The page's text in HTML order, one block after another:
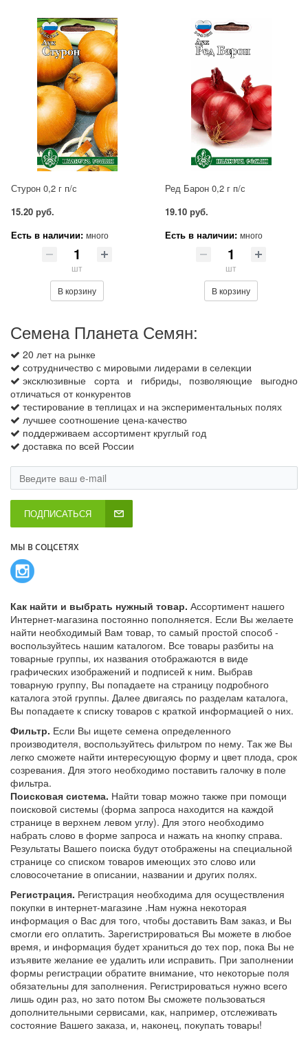
Стурон 0,2 г п/с
15.20 руб.
Есть в наличии: много
шт
В корзину
Ред Барон 0,2 г п/с
19.10 руб.
Есть в наличии: много
шт
В корзину
Семена Планета Семян:
20 лет на рынке
сотрудничество с мировыми лидерами в селекции
эксклюзивные сорта и гибриды, позволяющие выгодно
отличаться от конкурентов
тестирование в теплицах и на экспериментальных полях
лучшее соотношение цена-качество
поддерживаем ассортимент круглый год
доставка по всей России
ПОДПИСАТЬСЯ
МЫ В СОЦСЕТЯХ
Как найти и выбрать нужный товар. Ассортимент нашего
Интернет-магазина постоянно пополняется. Если Вы желаете
найти необходимый Вам товар, то самый простой способ -
воспользуйтесь нашим каталогом. Все товары разбиты на
товарные группы, их названия отображаются в виде
графических изображений и подписей к ним. Выбрав
товарную группу, Вы попадаете на страницу подробного
каталога этой группы. Далее двигаясь по разделам каталога,
Вы попадаете к списку товаров с краткой информацией о них.
Фильтр. Если Вы ищете семена определенного
производителя, воспользуйтесь фильтром по нему. Так же Вы
легко сможете найти интересующую форму и цвет плода, срок
созревания. Для этого необходимо поставить галочку в поле
фильтра.
Поисковая система. Найти товар можно также при помощи
поисковой системы (форма запроса находится на каждой
странице в верхнем левом углу). Для этого необходимо
набрать слово в форме запроса и нажать на кнопку справа.
Результаты Вашего поиска будут отображены на специальной
странице со списком товаров имеющих это слово или
словосочетание в описании, названии и других полях.
Регистрация. Регистрация необходима для осуществления
покупки в интернет-магазине .Нам нужна некоторая
информация о Вас для того, чтобы доставить Вам заказ, и Вы
смогли его оплатить. Зарегистрироваться Вы можете в любое
время, и информация будет храниться до тех пор, пока Вы не
изъявите желание ее удалить или исправить. При заполнении
формы регистрации обратите внимание, что некоторые поля
обязательны для заполнения. Регистрироваться нужно всего
лишь один раз, но зато потом Вы сможете пользоваться
дополнительными сервисами, как, например, отслеживать
состояние Вашего заказа, и, наконец, покупать товары!